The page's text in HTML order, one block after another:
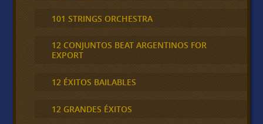
101 STRINGS ORCHESTRA
12 CONJUNTOS BEAT ARGENTINOS FOR
EXPORT
12 ÉXITOS BAILABLES
12 GRANDES ÉXITOS